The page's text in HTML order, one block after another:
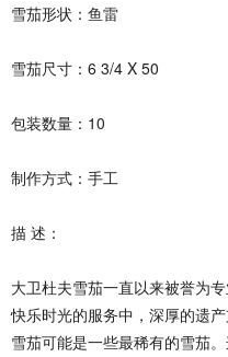
雪茄形状：鱼雷
雪茄尺寸：6 3/4 X 50
包装数量：10
制作方式：手工
描 述：
大卫杜夫雪茄一直以来被誉为
快乐时光的服务中，深厚的遗
雪茄可能是一些最稀有的雪茄